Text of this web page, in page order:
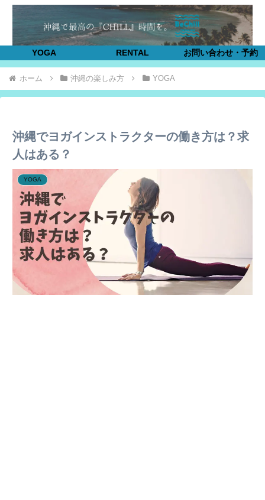
YOGA RENTAL お問い合わせ・予約
ホーム 沖縄の楽しみ方 YOGA
沖縄でヨガインストラクターの働き方は？求
人はある？
YOGA